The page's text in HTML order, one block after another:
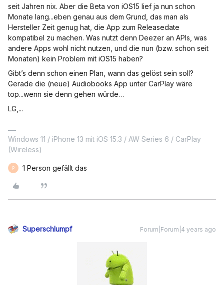
seit Jahren nix. Aber die Beta von iOS15 lief ja nun schon
Monate lang...eben genau aus dem Grund, das man als
Hersteller Zeit genug hat, die App zum Releasedate
kompatibel zu machen. Was nutzt denn Deezer an APIs, was
andere Apps wohl nicht nutzen, und die nun (bzw. schon seit
Monaten) kein Problem mit iOS15 haben?
Gibt’s denn schon einen Plan, wann das gelöst sein soll?
Gerade die (neue) Audiobooks App unter CarPlay wäre
top...wenn sie denn gehen würde…
LG,...
Windows 11 / iPhone 13 mit iOS 15.3 / AW Series 6 / CarPlay
(Wireless)
P 1 Person gefällt das
Superschlumpf Forum|Forum|4 years ago